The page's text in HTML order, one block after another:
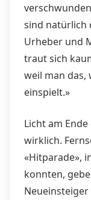
sind natürlich
Urheber und
traut sich
weil man das,
einspielt.»
Licht am
wirklich.
«Hitparade»,
konnten,